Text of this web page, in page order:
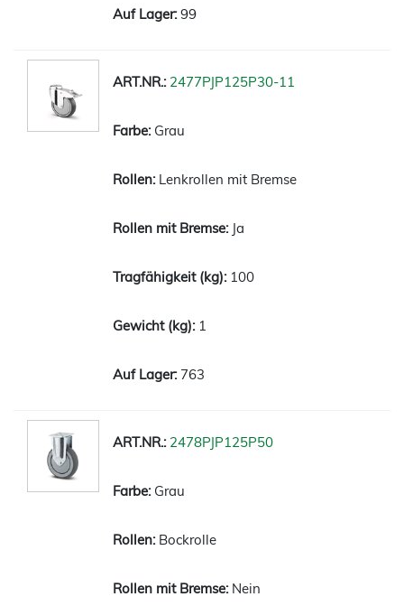
99
2477PJP125P30-11
Grau
Lenkrollen mit Bremse
Ja
100
1
763
2478PJP125P50
Grau
Bockrolle
Nein